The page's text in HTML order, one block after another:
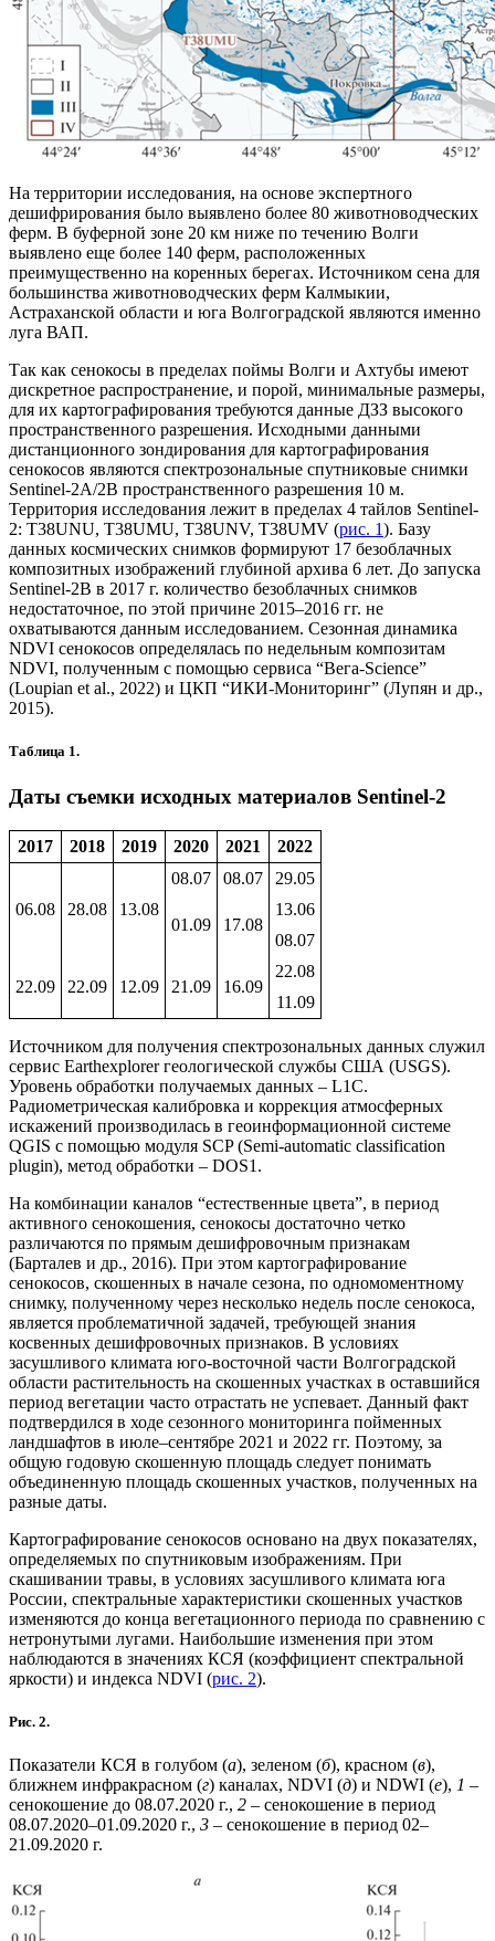
На территории исследования, на основе экспертного
дешифрирования было выявлено более 80 животноводческих
ферм. В буферной зоне 20 км ниже по течению Волги
выявлено еще более 140 ферм, расположенных
преимущественно на коренных берегах. Источником сена для
большинства животноводческих ферм Калмыкии,
Астраханской области и юга Волгоградской являются именно
луга ВАП.
Так как сенокосы в пределах поймы Волги и Ахтубы имеют
дискретное распространение, и порой, минимальные размеры,
для их картографирования требуются данные ДЗЗ высокого
пространственного разрешения. Исходными данными
дистанционного зондирования для картографирования
сенокосов являются спектрозональные спутниковые снимки
Sentinel-2A/2B пространственного разрешения 10 м.
Территория исследования лежит в пределах 4 тайлов Sentinel-
2: T38UNU, T38UMU, T38UNV, T38UMV (рис. 1). Базу
данных космических снимков формируют 17 безоблачных
композитных изображений глубиной архива 6 лет. До запуска
Sentinel-2B в 2017 г. количество безоблачных снимков
недостаточное, по этой причине 2015–2016 гг. не
охватываются данным исследованием. Сезонная динамика
NDVI сенокосов определялась по недельным композитам
NDVI, полученным с помощью сервиса “Вега-Science”
(Loupian et al., 2022) и ЦКП “ИКИ-Мониторинг” (Лупян и др.,
2015).
Таблица 1.
Даты съемки исходных материалов Sentinel-2
2017 2018 2019 2020 2021 2022
06.08 28.08 13.08
08.07 08.07 29.05
01.09 17.08
13.06
08.07
22.09 22.09 12.09 21.09 16.09
22.08
11.09
Источником для получения спектрозональных данных служил
сервис Earthexplorer геологической службы США (USGS).
Уровень обработки получаемых данных – L1C.
Радиометрическая калибровка и коррекция атмосферных
искажений производилась в геоинформационной системе
QGIS с помощью модуля SCP (Semi-automatic classification
plugin), метод обработки – DOS1.
На комбинации каналов “естественные цвета”, в период
активного сенокошения, сенокосы достаточно четко
различаются по прямым дешифровочным признакам
(Барталев и др., 2016). При этом картографирование
сенокосов, скошенных в начале сезона, по одномоментному
снимку, полученному через несколько недель после сенокоса,
является проблематичной задачей, требующей знания
косвенных дешифровочных признаков. В условиях
засушливого климата юго-восточной части Волгоградской
области растительность на скошенных участках в оставшийся
период вегетации часто отрастать не успевает. Данный факт
подтвердился в ходе сезонного мониторинга пойменных
ландшафтов в июле–сентябре 2021 и 2022 гг. Поэтому, за
общую годовую скошенную площадь следует понимать
объединенную площадь скошенных участков, полученных на
разные даты.
Картографирование сенокосов основано на двух показателях,
определяемых по спутниковым изображениям. При
скашивании травы, в условиях засушливого климата юга
России, спектральные характеристики скошенных участков
изменяются до конца вегетационного периода по сравнению с
нетронутыми лугами. Наибольшие изменения при этом
наблюдаются в значениях КСЯ (коэффициент спектральной
яркости) и индекса NDVI (рис. 2).
Рис. 2.
Показатели КСЯ в голубом (а), зеленом (б), красном (в),
ближнем инфракрасном (г) каналах, NDVI (д) и NDWI (е), 1 –
сенокошение до 08.07.2020 г., 2 – сенокошение в период
08.07.2020–01.09.2020 г., 3 – сенокошение в период 02–
21.09.2020 г.